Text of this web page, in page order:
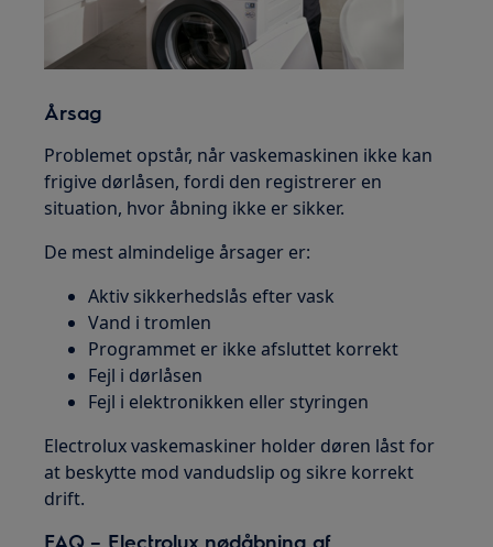
Årsag
Problemet opstår, når vaskemaskinen ikke kan
frigive dørlåsen, fordi den registrerer en
situation, hvor åbning ikke er sikker.
De mest almindelige årsager er:
Aktiv sikkerhedslås efter vask
Vand i tromlen
Programmet er ikke afsluttet korrekt
Fejl i dørlåsen
Fejl i elektronikken eller styringen
Electrolux vaskemaskiner holder døren låst for
at beskytte mod vandudslip og sikre korrekt
drift.
FAQ – Electrolux nødåbning af